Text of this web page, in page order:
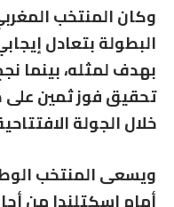
وكان المنتخب
البطولة بتعادل
بهدف لمثله، بينما
تحقيق فوز ثمين
خلال الجولة
ويسعى المنتخب
أمام اسكتلندا من